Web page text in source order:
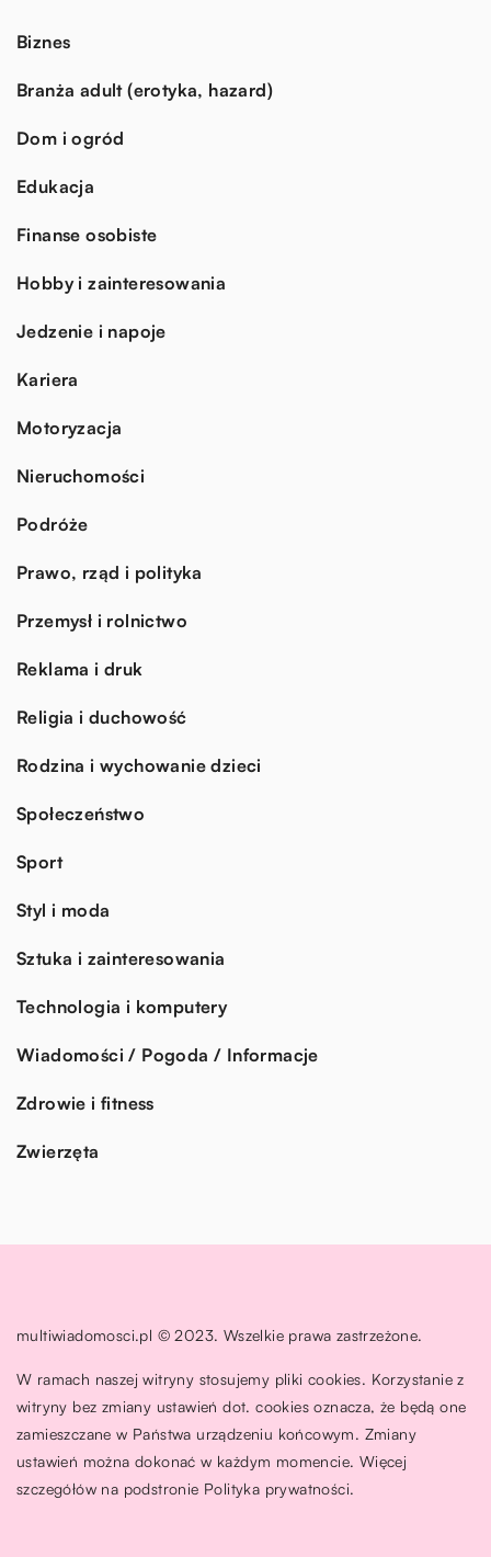
Biznes
Branża adult (erotyka, hazard)
Dom i ogród
Edukacja
Finanse osobiste
Hobby i zainteresowania
Jedzenie i napoje
Kariera
Motoryzacja
Nieruchomości
Podróże
Prawo, rząd i polityka
Przemysł i rolnictwo
Reklama i druk
Religia i duchowość
Rodzina i wychowanie dzieci
Społeczeństwo
Sport
Styl i moda
Sztuka i zainteresowania
Technologia i komputery
Wiadomości / Pogoda / Informacje
Zdrowie i fitness
Zwierzęta
multiwiadomosci.pl © 2023. Wszelkie prawa zastrzeżone.
W ramach naszej witryny stosujemy pliki cookies. Korzystanie z
witryny bez zmiany ustawień dot. cookies oznacza, że będą one
zamieszczane w Państwa urządzeniu końcowym. Zmiany
ustawień można dokonać w każdym momencie. Więcej
szczegółów na podstronie Polityka prywatności.